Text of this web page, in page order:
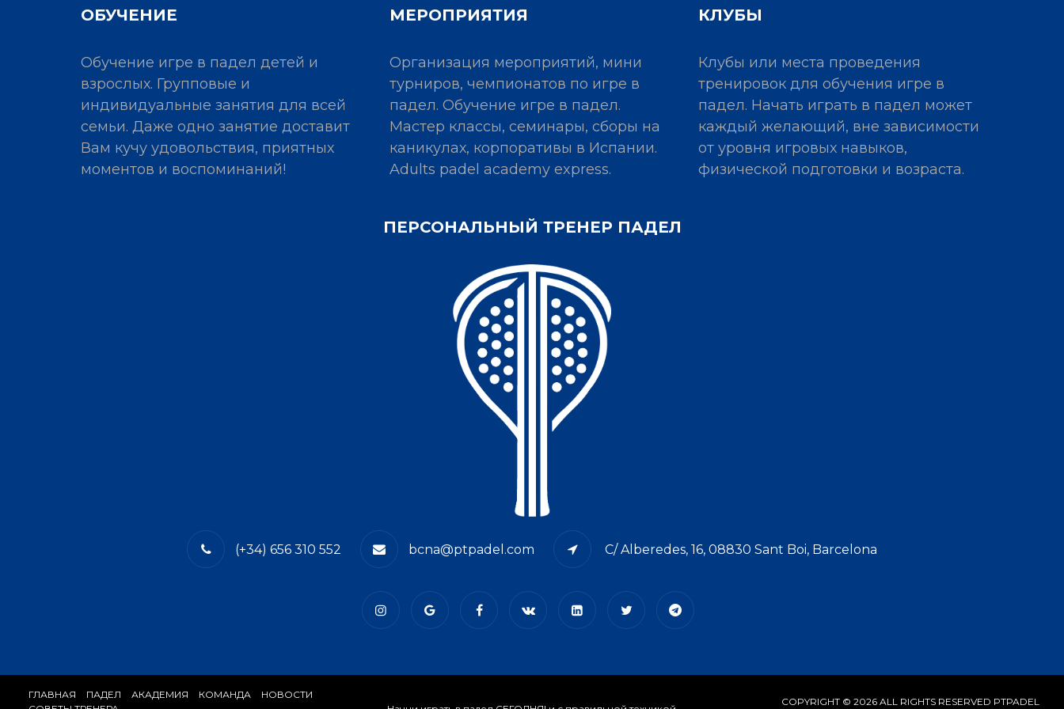
ОБУЧЕНИЕ
Обучение игре в падел детей и
взрослых. Групповые и
индивидуальные занятия для всей
семьи. Даже одно занятие доставит
Вам кучу удовольствия, приятных
моментов и воспоминаний!
МЕРОПРИЯТИЯ
Организация мероприятий, мини
турниров, чемпионатов по игре в
падел. Обучение игре в падел.
Мастер классы, семинары, сборы на
каникулах, корпоративы в Испании.
Adults padel academy express.
КЛУБЫ
Клубы или места проведения
тренировок для обучения игре в
падел. Начать играть в падел может
каждый желающий, вне зависимости
от уровня игровых навыков,
физической подготовки и возраста.
ПЕРСОНАЛЬНЫЙ ТРЕНЕР ПАДЕЛ
(+34) 656 310 552 bcna@ptpadel.com C/ Alberedes, 16, 08830 Sant Boi, Barcelona
ГЛАВНАЯ ​ПАДЕЛ АКАДЕМИЯ КОМАНДА
​НОВОСТИ
COPYRIGHT © 2026 ALL RIGHTS RESERVED PTPADEL